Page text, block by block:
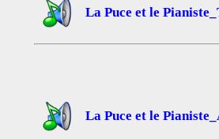
La Puce et le
La Puce et le